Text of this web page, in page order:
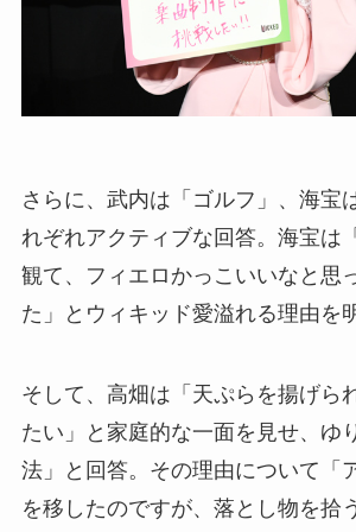
さらに、武内は「ゴルフ」、海宝
れぞれアクティブな回答。海宝は
観て、フィエロかっこいいなと思
た」とウィキッド愛溢れる理由を
そして、高畑は「天ぷらを揚げら
たい」と家庭的な一面を見せ、ゆ
法」と回答。その理由について「
を移したのですが、落とし物を拾